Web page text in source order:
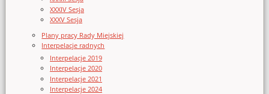
XXXIV Sesja
XXXV Sesja
Plany pracy Rady Miejskiej
Interpelacje radnych
Interpelacje 2019
Interpelacje 2020
Interpelacje 2021
Interpelacje 2024